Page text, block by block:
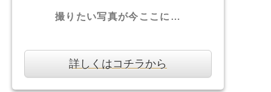
撮りたい写真が今ここに…
詳しくはコチラから